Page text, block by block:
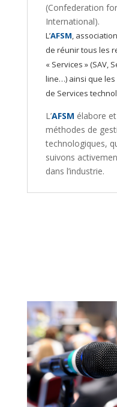
(Confederation
International).
L’AFSM,
de réunir tous les
« Services » (SAV,
line…) ainsi que
de Services
L’AFSM élabore
méthodes de
technologiques,
suivons
dans l’industrie.